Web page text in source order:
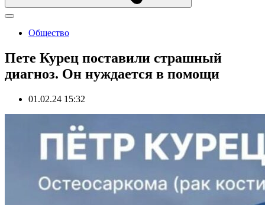
Общество
Пете Курец поставили страшный
диагноз. Он нуждается в помощи
01.02.24 15:32